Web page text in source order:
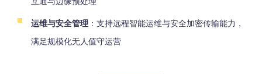
运维与安全管理 ：支持远程智能运维与安全加密传输能力，
满足规模化无人值守运营